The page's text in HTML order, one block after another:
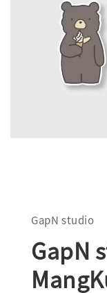
GapN studio
GapN